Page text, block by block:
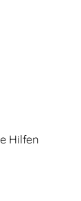
Hilfen